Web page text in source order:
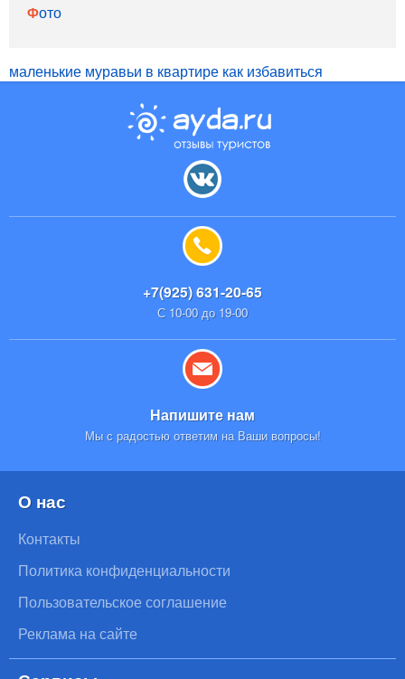
Фото
маленькие муравьи в квартире как избавиться
+7(925) 631-20-65
С 10-00 до 19-00
Напишите нам
Мы с радостью ответим на Ваши вопросы!
О нас
Контакты
Политика конфиденциальности
Пользовательское соглашение
Реклама на сайте